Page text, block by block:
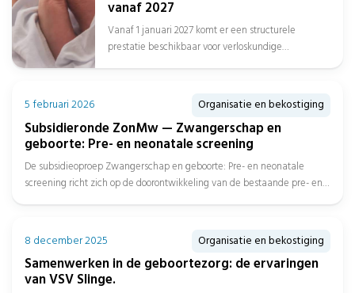
vanaf 2027
Vanaf 1 januari 2027 komt er een structurele
prestatie beschikbaar voor verloskundige
5 februari 2026 Organisatie en bekostiging
Subsidieronde ZonMw — Zwangerschap en
geboorte: Pre- en neonatale screening
De subsidieoproep Zwangerschap en geboorte: Pre- en neonatale
screening richt zich op de doorontwikkeling van de bestaande pre- en
8 december 2025 Organisatie en bekostiging
Samenwerken in de geboortezorg: de ervaringen
van VSV Slinge.